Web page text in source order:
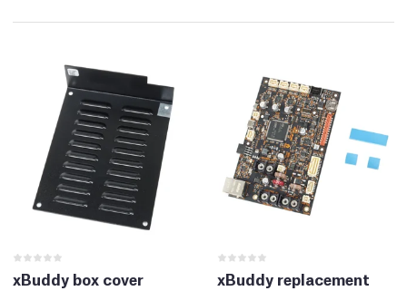
xBuddy box cover
xBuddy replacement